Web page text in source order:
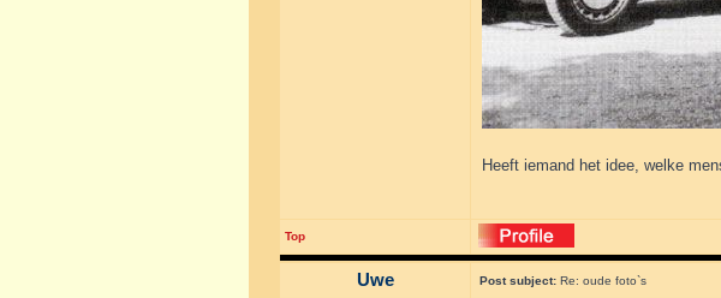
Heeft iemand het idee, welke
Top
Uwe Post subject: Re: oude foto`s